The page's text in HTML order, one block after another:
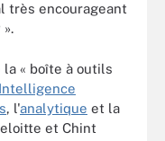
très encourageant
la « boîte à outils
Intelligence
, l'analytique et la
et Chint